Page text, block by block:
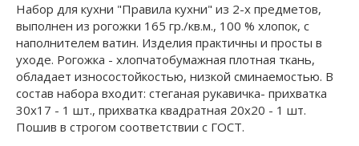
Набор для кухни "Правила кухни" из 2-х предметов,
выполнен из рогожки 165 гр./кв.м., 100 % хлопок, с
наполнителем ватин. Изделия практичны и просты в
уходе. Рогожка - хлопчатобумажная плотная ткань,
обладает износостойкостью, низкой сминаемостью. В
состав набора входит: стеганая рукавичка- прихватка
30х17 - 1 шт., прихватка квадратная 20х20 - 1 шт.
Пошив в строгом соответствии с ГОСТ.